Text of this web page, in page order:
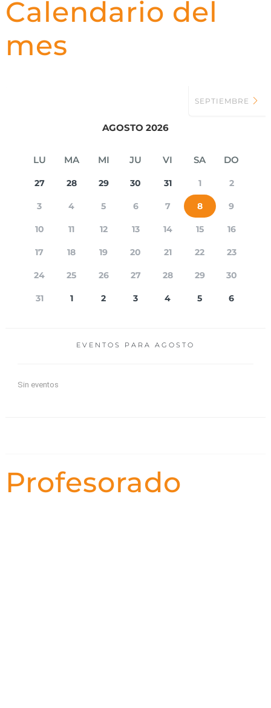
Calendario del
mes
AGOSTO 2026
SEPTIEMBRE
LU MA MI JU VI SA DO
27 28 29 30 31 1 2
3 4 5 6 7 8 9
10 11 12 13 14 15 16
17 18 19 20 21 22 23
24 25 26 27 28 29 30
31 1 2 3 4 5 6
EVENTOS PARA AGOSTO
Sin eventos
Profesorado